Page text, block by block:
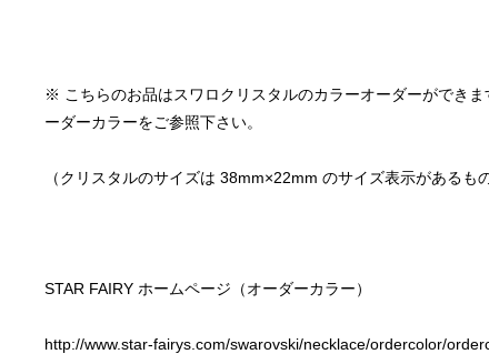
※ こちらのお品はスワロクリスタルのカラーオーダーができ
http://www.star-fairys.com/swarovski/necklace/ordercolor/